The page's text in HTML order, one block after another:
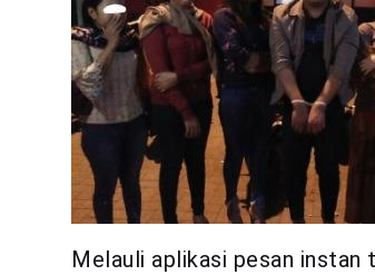
Melauli aplikasi pesan